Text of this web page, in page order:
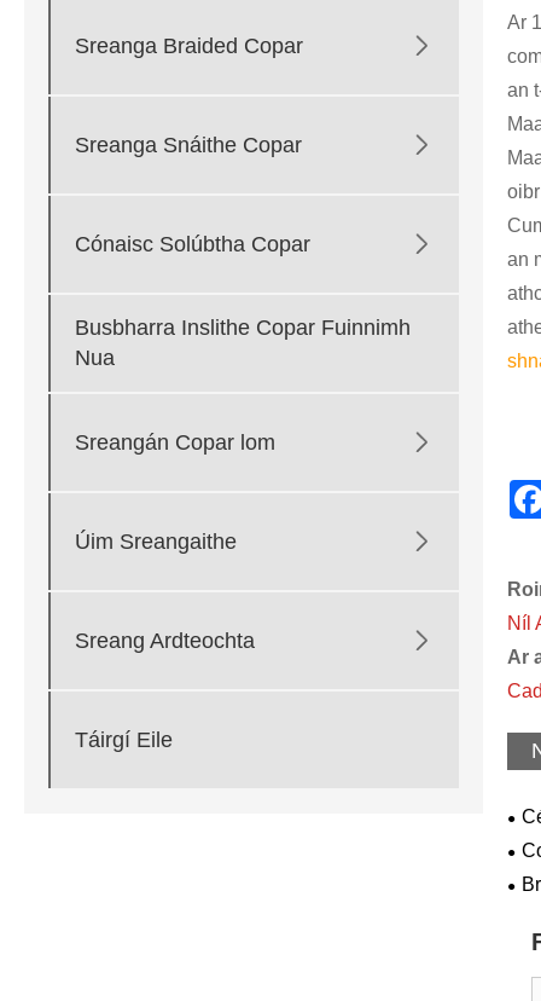
Sreanga Braided Copar 
Sreanga Snáithe Copar 
Cónaisc Solúbtha Copar 
Busbharra Inslithe Copar Fuinnimh
Nua
Sreangán Copar lom 
Úim Sreangaithe 
Sreang Ardteochta 
Táirgí Eile
Ar
an
an
Níl
Ar